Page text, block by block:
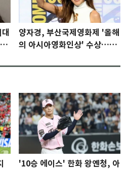
양자경, 부산국제영화제 '올해
의 아시아영화인상' 수상…15
'10승 에이스' 한화 왕옌청, 아